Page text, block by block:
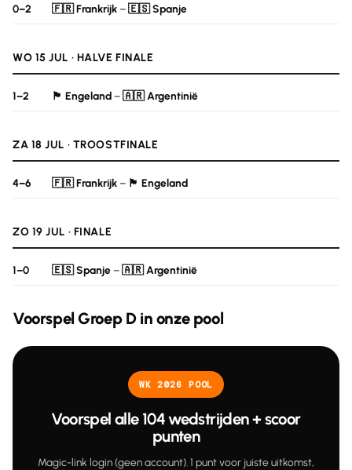
0–2 🇫🇷 Frankrijk–🇪🇸 Spanje
WO 15 JUL · HALVE FINALE
1–2 🏴󠁧󠁢󠁥󠁮󠁧󠁿 Engeland–🇦🇷 Argentinië
ZA 18 JUL · TROOSTFINALE
4–6 🇫🇷 Frankrijk– 🏴󠁧󠁢󠁥󠁮󠁧󠁿 Engeland
ZO 19 JUL · FINALE
1–0 🇪🇸 Spanje–🇦🇷 Argentinië
Voorspel Groep D in onze pool
WK 2026 POOL
Voorspel alle 104 wedstrijden + scoor
punten
Magic-link login (geen account). 1 punt voor juiste uitkomst,